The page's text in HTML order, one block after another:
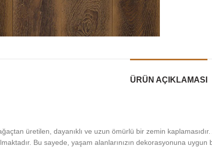
ÜRÜN AÇIKLAMASI
üretilen, dayanıklı ve uzun ömürlü bir zemin
Bu sayede, yaşam alanlarınızın dekorasyonuna